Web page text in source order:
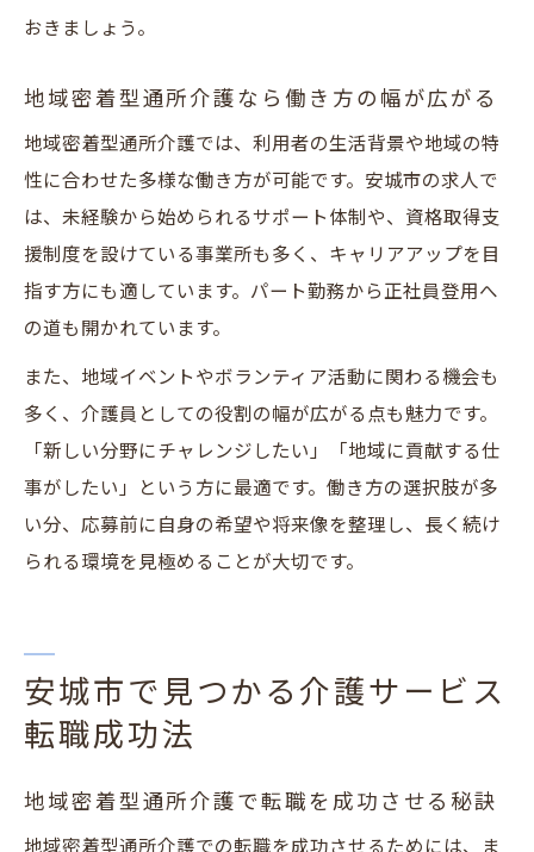
おきましょう。
地域密着型通所介護なら働き方の幅が広がる
地域密着型通所介護では、利用者の生活背景や地域の特
性に合わせた多様な働き方が可能です。安城市の求人で
は、未経験から始められるサポート体制や、資格取得支
援制度を設けている事業所も多く、キャリアアップを目
指す方にも適しています。パート勤務から正社員登用へ
の道も開かれています。
また、地域イベントやボランティア活動に関わる機会も
多く、介護員としての役割の幅が広がる点も魅力です。
「新しい分野にチャレンジしたい」「地域に貢献する仕
事がしたい」という方に最適です。働き方の選択肢が多
い分、応募前に自身の希望や将来像を整理し、長く続け
られる環境を見極めることが大切です。
安城市で見つかる介護サービス
転職成功法
地域密着型通所介護で転職を成功させる秘訣
地域密着型通所介護での転職を成功させるためには、ま